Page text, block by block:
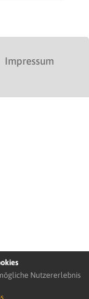
Impressum
Nutzererlebnis